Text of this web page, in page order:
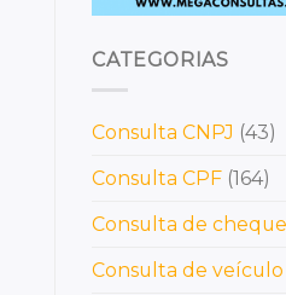
CATEGORIAS
Consulta CNPJ (43)
Consulta CPF (164)
Consulta de cheque
Consulta de veículo